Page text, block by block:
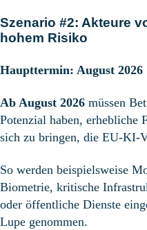
Szenario #2: Akteure
hohem Risiko
Haupttermin: August 2026
Ab August 2026 müssen
Potenzial haben, erhebliche
sich zu bringen, die EU-KI-
So werden beispielsweise
Biometrie, kritische
oder öffentliche Dienste
Lupe genommen.